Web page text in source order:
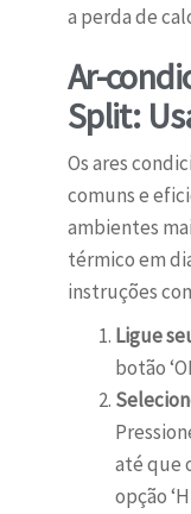
a perda de
Ar-
Split:
Os ares
comuns e
ambientes
térmico em
instruções
Ligue
botão
até que
opção